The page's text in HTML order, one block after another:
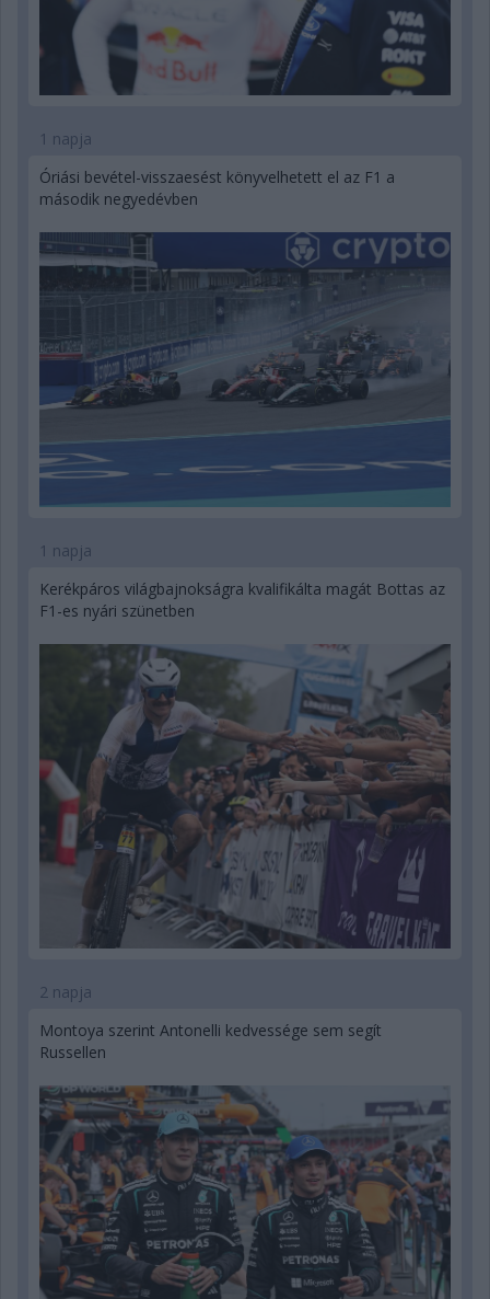
1 napja
Óriási bevétel-visszaesést könyvelhetett el az F1 a
második negyedévben
1 napja
Kerékpáros világbajnokságra kvalifikálta magát Bottas az
F1-es nyári szünetben
2 napja
Montoya szerint Antonelli kedvessége sem segít
Russellen